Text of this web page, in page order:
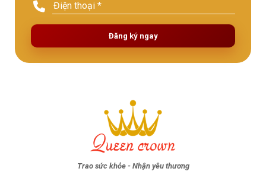
Đăng ký ngay
Trao sức khỏe - Nhận yêu thương